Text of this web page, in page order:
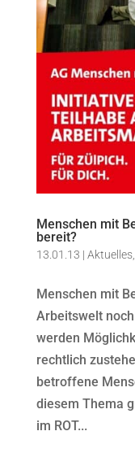
Menschen mit
bereit?
13.01.13 | Aktuelles,
Menschen mit
Arbeitswelt
werden
rechtlich
betroffene
diesem Thema
im ROT...